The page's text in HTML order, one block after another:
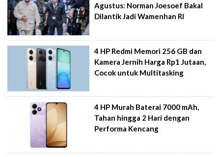
Agustus: Norman Joesoef Bakal
Dilantik Jadi Wamenhan RI
4 HP Redmi Memori 256 GB dan
Kamera Jernih Harga Rp1 Jutaan,
Cocok untuk Multitasking
4 HP Murah Baterai 7000 mAh,
Tahan hingga 2 Hari dengan
Performa Kencang